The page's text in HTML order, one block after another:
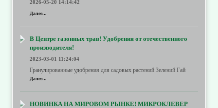
2026-05-20 14:14:42
Далее...
В Центре газонных трав! Удобрения от отечественного
производителя!
2023-03-01 11:24:04
Гранулированные удобрения для садовых растений Зелений Гай
Далее...
НОВИНКА НА МИРОВОМ РЫНКЕ! МИКРОКЛЕВЕР